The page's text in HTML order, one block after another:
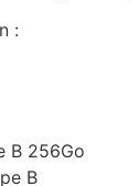
:
B 256Go
B